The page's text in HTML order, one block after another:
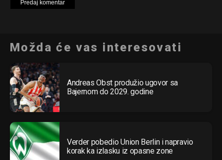
Možda će vas interesovati
Andreas Obst produžio ugovor sa
Bajernom do 2029. godine
Verder pobedio Union Berlin i napravio
korak ka izlasku iz opasne zone